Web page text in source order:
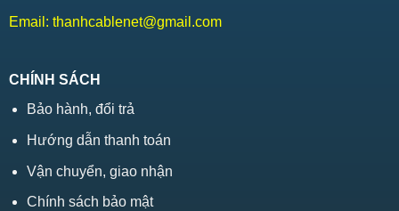
Email: thanhcablenet@gmail.com
CHÍNH SÁCH
Bảo hành, đổi trả
Hướng dẫn thanh toán
Vận chuyển, giao nhận
Chính sách bảo mật